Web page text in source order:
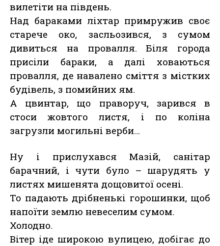
вилетіти на південь.
Над бараками ліхтар примружив своє
старече око, засльозився, з сумом
дивиться на провалля. Біля города
присіли бараки, а далі ховаються
провалля, де навалено сміття з містких
будівель, з помийних ям.
А цвинтар, що праворуч, зарився в
стоси жовтого листя, і по коліна
загрузли могильні верби…
Ну і прислухався Мазій, санітар
барачний, і чути було – шарудять у
листях мишенята дощовитої осені.
То падають дрібненькі горошинки, щоб
напоїти землю невеселим сумом.
Холодно.
Вітер іде широкою вулицею, добігає до